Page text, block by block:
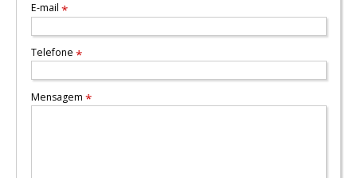
E-mail *
Telefone *
Mensagem *